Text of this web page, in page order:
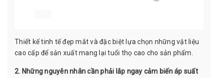
Thiết kế tinh tế đẹp mắt và đặc biệt lựa chọn những vật liệu
cao cấp để sản xuất mang lại tuổi thọ cao cho sản phẩm.
2. Những nguyên nhân cần phải lắp ngay cảm biến áp suất